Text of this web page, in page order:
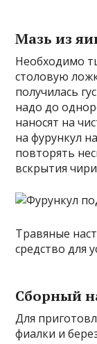
Мазь из
Необходимо
столовую
получилась
надо до
наносят на
на фурункул
повторять
вскрытия
Травяные
средство для
Сборный
Для
фиалки и